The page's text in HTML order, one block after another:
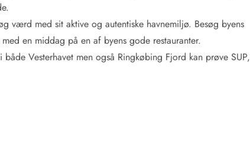
værd med sit aktive og autentiske havnemiljø. Besøg byens
en middag på en af byens gode restauranter.
Vesterhavet men også Ringkøbing Fjord kan prøve SUP,